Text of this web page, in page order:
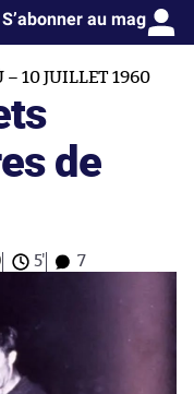
S’abonner au mag
10 JUILLET 1960
de
5' 7